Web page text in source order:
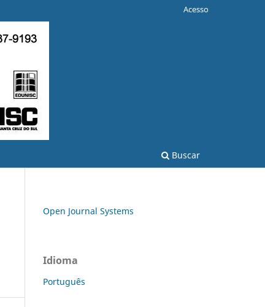
Buscar
Acesso
Open Journal Systems
Idioma
Português